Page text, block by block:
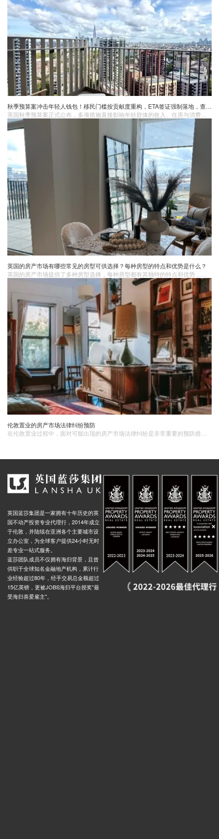
秋季预算案冲击年轻人钱包！移民门槛按贡献度重构，ETA签证强制落地，查尔斯国王病情加重引皇室暗涌……
英国的房产市场有哪些常见的房型可供选择？每种房型的特点和优势是什么？
伦敦置业的房产市场法律纠纷预防
英国蓝莎集团是一家拥有十年历史的英
国不动产投资专业代理行，2014年成立
于伦敦，并陆续在亚洲各个主要城市设
立办公室，为全球客户提供24小时无时
差专业一站式服务。
蓝莎团队成员不仅拥有海归背景，且曾
供职于全球知名金融地产机构，累计行
业经验超过80年，经手交易总金额超过
15亿英镑，更被JOBS海归平台授奖"最
受海归喜爱雇主"。